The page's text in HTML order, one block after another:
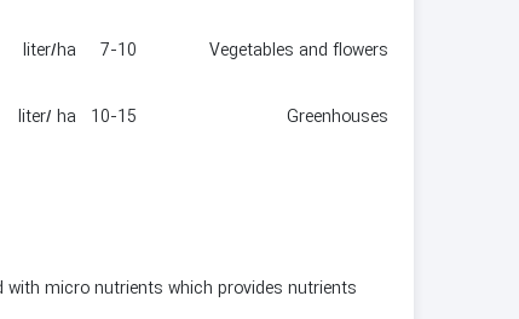
Vegetables and flowers
7-10 liter/ha
Greenhouses
10-15 liter/ ha
micro nutrients which provides nutrients